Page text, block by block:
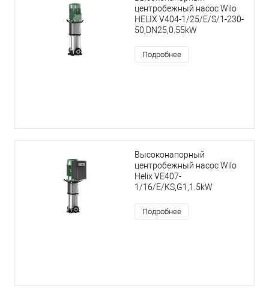
центробежный насос Wilo
HELIX V404-1/25/E/S/1-230-
50,DN25,0.55kW
Подробнее
Высоконапорный
центробежный насос Wilo
Helix VE407-
1/16/E/KS,G1,1.5kW
Подробнее